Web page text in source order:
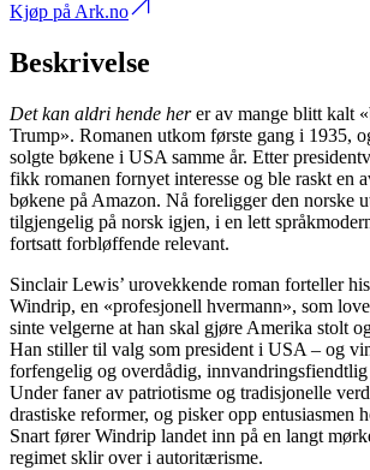
Kjøp på Ark.no
Beskrivelse
Det kan aldri hende herer av mange blitt kalt
Trump». Romanen utkom første gang i 1935,
solgte bøkene i USA samme år. Etter
fikk romanen fornyet interesse og ble raskt en
bøkene på Amazon. Nå foreligger den norske
tilgjengelig på norsk igjen, i en lett
fortsatt forbløffende relevant.
Sinclair Lewis’ urovekkende roman forteller
Windrip, en «profesjonell hvermann», som
sinte velgerne at han skal gjøre Amerika stolt
Han stiller til valg som president i USA – og
forfengelig og overdådig,
Under faner av patriotisme og tradisjonelle
drastiske reformer, og pisker opp entusiasmen
Snart fører Windrip landet inn på en langt
regimet sklir over i autoritærisme.